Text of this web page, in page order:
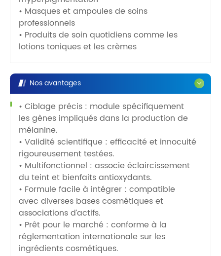
• Masques et ampoules de soins
professionnels
• Produits de soin quotidiens comme les
lotions toniques et les crèmes
Nos avantages
• Ciblage précis : module spécifiquement
les gènes impliqués dans la production de
mélanine.
• Validité scientifique : efficacité et innocuité
rigoureusement testées.
• Multifonctionnel : associe éclaircissement
du teint et bienfaits antioxydants.
• Formule facile à intégrer : compatible
avec diverses bases cosmétiques et
associations d’actifs.
• Prêt pour le marché : conforme à la
réglementation internationale sur les
ingrédients cosmétiques.